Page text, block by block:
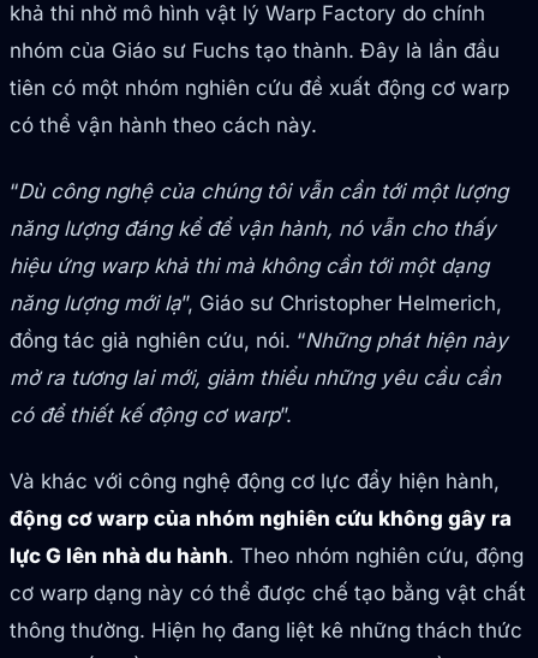
khả thi nhờ mô hình vật lý Warp Factory do chính
nhóm của Giáo sư Fuchs tạo thành. Đây là lần đầu
tiên có một nhóm nghiên cứu đề xuất động cơ warp
có thể vận hành theo cách này.
“Dù công nghệ của chúng tôi vẫn cần tới một lượng
năng lượng đáng kể để vận hành, nó vẫn cho thấy
hiệu ứng warp khả thi mà không cần tới một dạng
năng lượng mới lạ”, Giáo sư Christopher Helmerich,
đồng tác giả nghiên cứu, nói. “Những phát hiện này
mở ra tương lai mới, giảm thiểu những yêu cầu cần
có để thiết kế động cơ warp”.
Và khác với công nghệ động cơ lực đẩy hiện hành,
động cơ warp của nhóm nghiên cứu không gây ra
lực G lên nhà du hành. Theo nhóm nghiên cứu, động
cơ warp dạng này có thể được chế tạo bằng vật chất
thông thường. Hiện họ đang liệt kê những thách thức